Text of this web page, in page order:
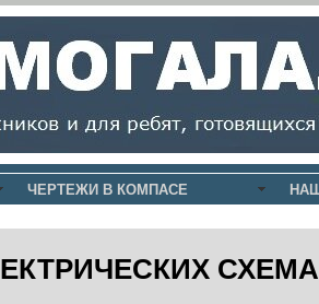
ЧЕРТЕЖИ В КОМПАСЕ